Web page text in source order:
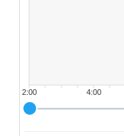
4:00
2:00